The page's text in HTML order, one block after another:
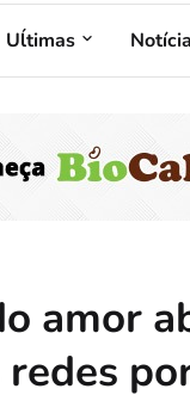
Uĺtimas
amor